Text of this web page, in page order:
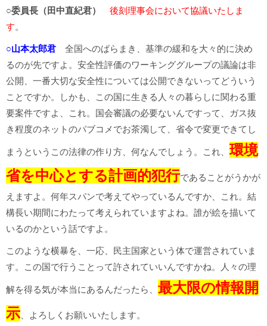
○委員長（田中直紀君）
後刻理事会において協議いたしま
す。
○山本太郎君 全国へのばらまき、基準の緩和を大々的に決め
るのが先ですよ。安全性評価のワーキンググループの議論は非
公開、一番大切な安全性については公開できないってどういう
ことですか。しかも、この国に生きる人々の暮らしに関わる重
要案件ですよ、これ。国会審議の必要ないんですって、ガス抜
き程度のネットのパブコメでお茶濁して、省令で変更できてし
まうというこの法律の作り方、何なんでしょう。これ、 環境
省を中心とする計画的犯行であることがうかが
えますよ。何年スパンで考えてやっているんですか、これ。結
構長い期間にわたって考えられていますよね。誰が絵を描いて
いるのかという話ですよ。
このような横暴を、一応、民主国家という体で運営されていま
す。この国で行うことって許されていいんですかね。人々の理
解を得る気が本当にあるんだったら、 最大限の情報開
示 、よろしくお願いいたします。